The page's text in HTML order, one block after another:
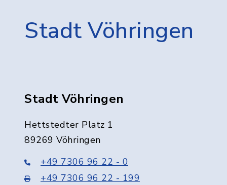
Stadt Vöhringen
Stadt Vöhringen
Hettstedter Platz 1
89269 Vöhringen
+49 7306 96 22 - 0
+49 7306 96 22 - 199